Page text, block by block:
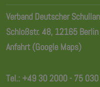
Verband Deutscher
Schloßstr. 48, 12165 Berlin
Anfahrt (Google Maps)
Tel.:+49 30 2000 - 75 030